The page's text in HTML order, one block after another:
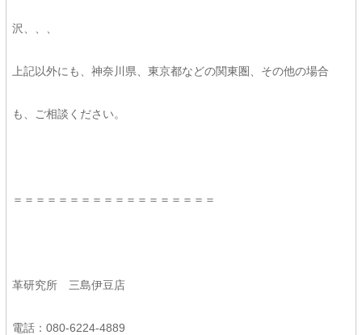
沢、、、
上記以外にも、神奈川県、東京都などの関東圏、その他の場合
も、ご相談ください。
＝＝＝＝＝＝＝＝＝＝＝＝＝＝＝＝＝＝
革研究所 三島伊豆店
電話：080-6224-4889